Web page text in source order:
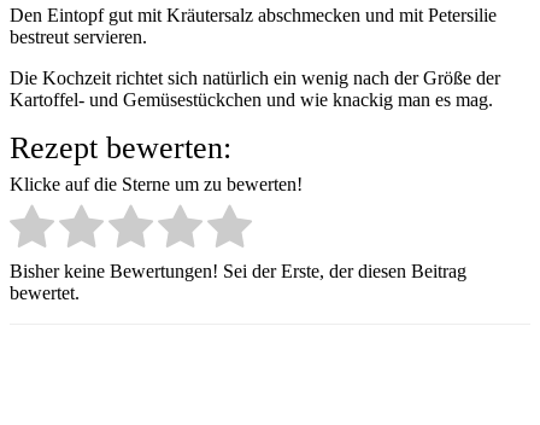
Den Eintopf gut mit Kräutersalz abschmecken und mit Petersilie
bestreut servieren.
Die Kochzeit richtet sich natürlich ein wenig nach der Größe der
Kartoffel- und Gemüsestückchen und wie knackig man es mag.
Rezept bewerten:
Klicke auf die Sterne um zu bewerten!
Bisher keine Bewertungen! Sei der Erste, der diesen Beitrag
bewertet.